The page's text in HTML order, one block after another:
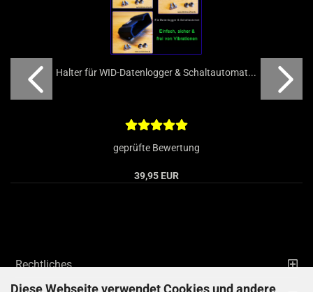
Diese Webseite verwendet Cookies und andere
Halter für WID-Datenlogger & Schaltautomat...
geprüfte Bewertung
39,95 EUR
Rechtliches